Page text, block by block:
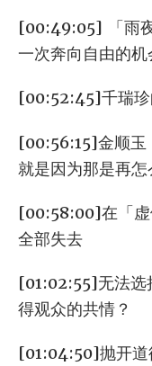
[00:49:05] 「雨
一次奔向自由的机
[00:52:45]千瑞珍
[00:56:15]金顺玉
就是因为那是再怎
[00:58:00]在「虚
全部失去
[01:02:55]无法选
得观众的共情？
[01:04:50]抛开道